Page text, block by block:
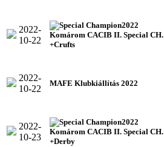
2022-
10-22
2022
Komárom CACIB II. Special CH.
+Crufts
2022-
10-22
MAFE Klubkiállítás 2022
2022-
10-23
2022
Komárom CACIB II. Special CH.
+Derby